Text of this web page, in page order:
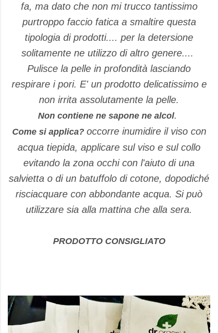
fa, ma dato che non mi trucco tantissimo
purtroppo faccio fatica a smaltire questa
tipologia di prodotti.... per la detersione
solitamente ne utilizzo di altro genere....
Pulisce la pelle in profondità lasciando
respirare i pori. E' un prodotto delicatissimo e
non irrita assolutamente la pelle.
Non contiene ne sapone ne alcol.
Come si applica? occorre inumidire il viso con
acqua tiepida, applicare sul viso e sul collo
evitando la zona occhi con l'aiuto di una
salvietta o di un batuffolo di cotone, dopodiché
risciacquare con abbondante acqua. Si può
utilizzare sia alla mattina che alla sera.
PRODOTTO CONSIGLIATO